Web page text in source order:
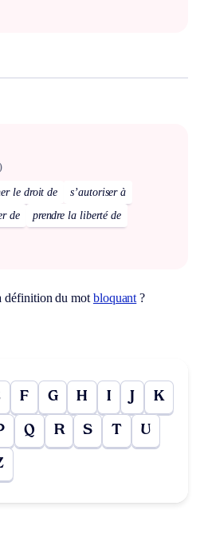
le droit de
s’autoriser à
de
prendre la liberté de
définition du mot bloquant ?
F G H I J K
Q R S T U